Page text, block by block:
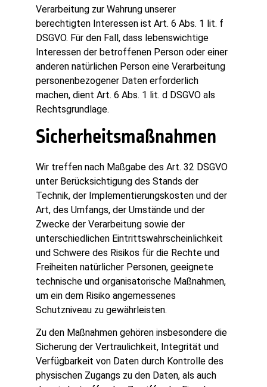
Verarbeitung zur Wahrung unserer
berechtigten Interessen ist Art. 6 Abs. 1 lit. f
DSGVO. Für den Fall, dass lebenswichtige
Interessen der betroffenen Person oder einer
anderen natürlichen Person eine Verarbeitung
personenbezogener Daten erforderlich
machen, dient Art. 6 Abs. 1 lit. d DSGVO als
Rechtsgrundlage.
Sicherheitsmaßnahmen
Wir treffen nach Maßgabe des Art. 32 DSGVO
unter Berücksichtigung des Stands der
Technik, der Implementierungskosten und der
Art, des Umfangs, der Umstände und der
Zwecke der Verarbeitung sowie der
unterschiedlichen Eintrittswahrscheinlichkeit
und Schwere des Risikos für die Rechte und
Freiheiten natürlicher Personen, geeignete
technische und organisatorische Maßnahmen,
um ein dem Risiko angemessenes
Schutzniveau zu gewährleisten.
Zu den Maßnahmen gehören insbesondere die
Sicherung der Vertraulichkeit, Integrität und
Verfügbarkeit von Daten durch Kontrolle des
physischen Zugangs zu den Daten, als auch